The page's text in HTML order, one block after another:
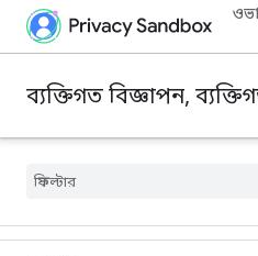
ব্যক্তিগত বিজ্ঞাপন,